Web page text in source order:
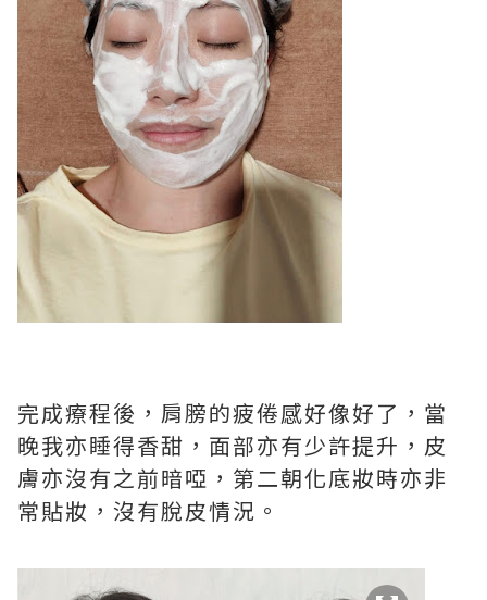
完成療程後，肩膀的疲倦感好像好了，當
晚我亦睡得香甜，面部亦有少許提升，皮
膚亦沒有之前暗啞，第二朝化底妝時亦非
常貼妝，沒有脫皮情況。